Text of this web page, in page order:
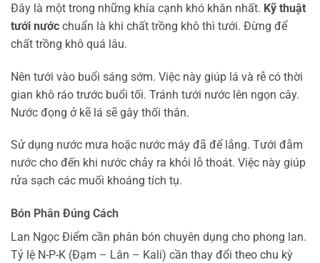
Đây là một trong những khía cạnh khó khăn nhất. Kỹ thuật
tưới nước chuẩn là khi chất trồng khô thì tưới. Đừng để
chất trồng khô quá lâu.
Nên tưới vào buổi sáng sớm. Việc này giúp lá và rễ có thời
gian khô ráo trước buổi tối. Tránh tưới nước lên ngọn cây.
Nước đọng ở kẽ lá sẽ gây thối thân.
Sử dụng nước mưa hoặc nước máy đã để lắng. Tưới đẫm
nước cho đến khi nước chảy ra khỏi lỗ thoát. Việc này giúp
rửa sạch các muối khoáng tích tụ.
Bón Phân Đúng Cách
Lan Ngọc Điểm cần phân bón chuyên dụng cho phong lan.
Tỷ lệ N-P-K (Đạm – Lân – Kali) cần thay đổi theo chu kỳ